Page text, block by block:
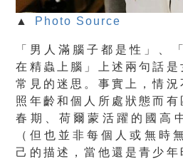
▲ Photo Source
「男人滿腦子都是性」、
在精蟲上腦」上述兩句話是
常見的迷思。 事實上，情況
照年齡和個人所處狀態而
春期、荷爾蒙活躍的國高
（但也並非每個人或無時
己的描述，當他還是青少